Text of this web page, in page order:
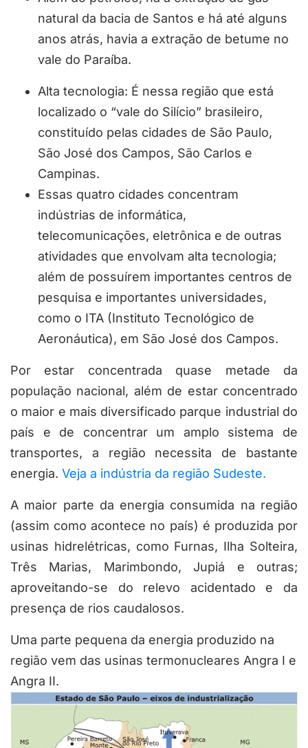
natural da bacia de Santos e há até alguns
anos atrás, havia a extração de betume no
vale do Paraíba.
Alta tecnologia: É nessa região que está
localizado o “vale do Silício” brasileiro,
constituído pelas cidades de São Paulo,
São José dos Campos, São Carlos e
Campinas.
Essas quatro cidades concentram
indústrias de informática,
telecomunicações, eletrônica e de outras
atividades que envolvam alta tecnologia;
além de possuírem importantes centros de
pesquisa e importantes universidades,
como o ITA (Instituto Tecnológico de
Aeronáutica), em São José dos Campos.
Por estar concentrada quase metade da
população nacional, além de estar concentrado
o maior e mais diversificado parque industrial do
país e de concentrar um amplo sistema de
transportes, a região necessita de bastante
energia. Veja a indústria da região Sudeste.
A maior parte da energia consumida na região
(assim como acontece no país) é produzida por
usinas hidrelétricas, como Furnas, Ilha Solteira,
Três Marias, Marimbondo, Jupiá e outras;
aproveitando-se do relevo acidentado e da
presença de rios caudalosos.
Uma parte pequena da energia produzido na
região vem das usinas termonucleares Angra I e
Angra II.